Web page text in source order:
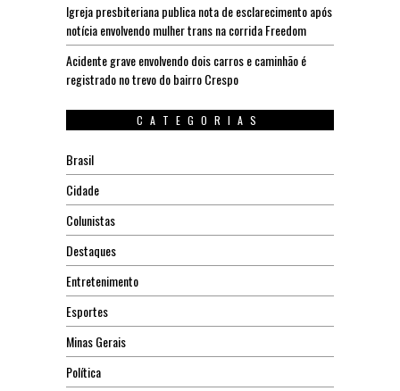
Igreja presbiteriana publica nota de esclarecimento após
notícia envolvendo mulher trans na corrida Freedom
Acidente grave envolvendo dois carros e caminhão é
registrado no trevo do bairro Crespo
CATEGORIAS
Brasil
Cidade
Colunistas
Destaques
Entretenimento
Esportes
Minas Gerais
Política